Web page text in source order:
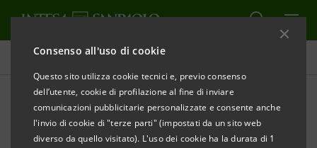
Consenso all'uso di cookie
Questo sito utilizza cookie tecnici e, previo consenso
dell’utente, cookie di profilazione al fine di inviare
comunicazioni pubblicitarie personalizzate e consente anche
l'invio di cookie di "terze parti" (impostati da un sito web
diverso da quello visitato). L'uso dei cookie ha la durata di 1
Comunicati stampa
STAMPA AGGIORNA
NOTA STAMPA